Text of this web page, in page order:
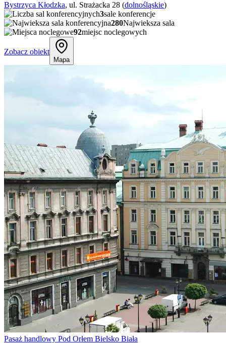
Bystrzyca Kłodzka, ul. Strażacka 28 (dolnośląskie)
3sale konferencje
280Najwieksza sala
92miejsc noclegowych
Zobacz obiekt
Mapa
Pasaż handlowy Pod Orłem Bielsko Biała